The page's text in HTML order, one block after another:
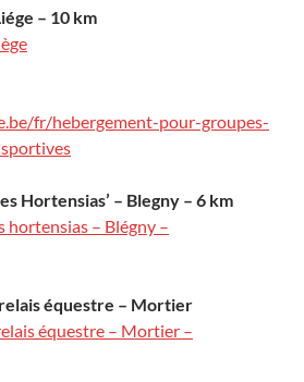
– 10 km
fr/hebergement-pour-groupes-
Hortensias’ – Blegny – 6 km
hortensias – Blégny –
relais équestre – Mortier
équestre – Mortier –